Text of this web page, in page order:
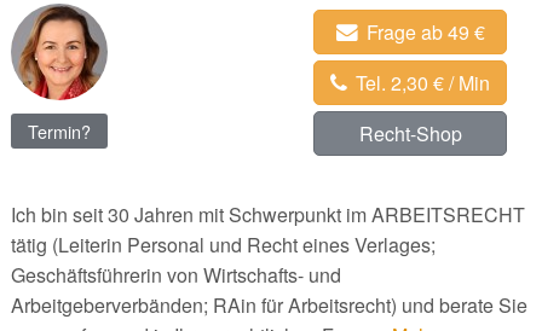
Termin?
Frage ab 49 €
Tel. 2,30 € / Min
Recht-Shop
Ich bin seit 30 Jahren mit Schwerpunkt im ARBEITSRECHT
tätig (Leiterin Personal und Recht eines Verlages;
Geschäftsführerin von Wirtschafts- und
Arbeitgeberverbänden; RAin für Arbeitsrecht) und berate Sie